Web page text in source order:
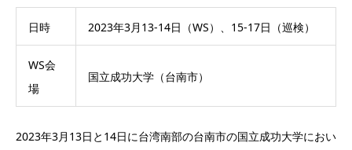
日時 2023年3月13-14日（WS）、15‐17日（巡検）
WS会
場
国立成功大学（台南市）
2023年3月13日と14日に台湾南部の台南市の国立成功大学におい